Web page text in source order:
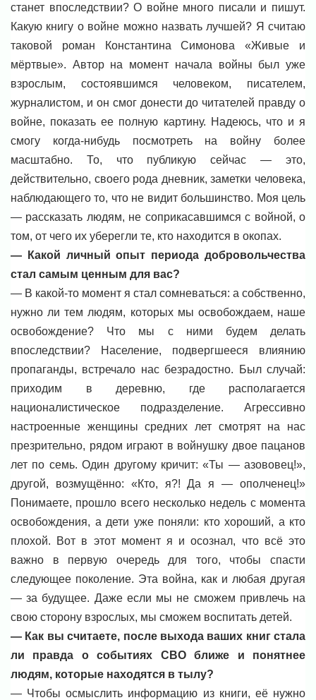
станет впоследствии? О войне много писали и пишут.
Какую книгу о войне можно назвать лучшей? Я считаю
таковой роман Константина Симонова «Живые и
мёртвые». Автор на момент начала войны был уже
взрослым, состоявшимся человеком, писателем,
журналистом, и он смог донести до читателей правду о
войне, показать ее полную картину. Надеюсь, что и я
смогу когда-нибудь посмотреть на войну более
масштабно. То, что публикую сейчас — это,
действительно, своего рода дневник, заметки человека,
наблюдающего то, что не видит большинство. Моя цель
— рассказать людям, не соприкасавшимся с войной, о
том, от чего их уберегли те, кто находится в окопах.
— Какой личный опыт периода добровольчества
стал самым ценным для вас?
— В какой-то момент я стал сомневаться: а собственно,
нужно ли тем людям, которых мы освобождаем, наше
освобождение? Что мы с ними будем делать
впоследствии? Население, подвергшееся влиянию
пропаганды, встречало нас безрадостно. Был случай:
приходим в деревню, где располагается
националистическое подразделение. Агрессивно
настроенные женщины средних лет смотрят на нас
презрительно, рядом играют в войнушку двое пацанов
лет по семь. Один другому кричит: «Ты — азововец!»,
другой, возмущённо: «Кто, я?! Да я — ополченец!»
Понимаете, прошло всего несколько недель с момента
освобождения, а дети уже поняли: кто хороший, а кто
плохой. Вот в этот момент я и осознал, что всё это
важно в первую очередь для того, чтобы спасти
следующее поколение. Эта война, как и любая другая
— за будущее. Даже если мы не сможем привлечь на
свою сторону взрослых, мы сможем воспитать детей.
— Как вы считаете, после выхода ваших книг стала
ли правда о событиях СВО ближе и понятнее
людям, которые находятся в тылу?
— Чтобы осмыслить информацию из книги, её нужно